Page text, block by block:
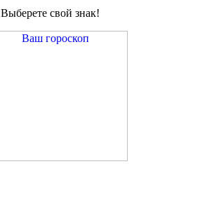
Выберете свой знак!